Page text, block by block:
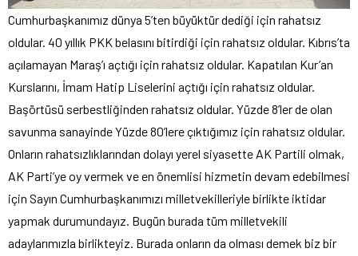
Cumhurbaşkanımız dünya 5’ten büyüktür dediği için rahatsız
oldular. 40 yıllık PKK belasını bitirdiği için rahatsız oldular. Kıbrıs’ta
açılamayan Maraş’ı açtığı için rahatsız oldular. Kapatılan Kur’an
Kurslarını, İmam Hatip Liselerini açtığı için rahatsız oldular.
Başörtüsü serbestliğinden rahatsız oldular. Yüzde 8’ler de olan
savunma sanayinde Yüzde 80’lere çıktığımız için rahatsız oldular.
Onların rahatsızlıklarından dolayı yerel siyasette AK Partili olmak,
AK Parti’ye oy vermek ve en önemlisi hizmetin devam edebilmesi
için Sayın Cumhurbaşkanımızı milletvekilleriyle birlikte iktidar
yapmak durumundayız. Bugün burada tüm milletvekili
adaylarımızla birlikteyiz. Burada onların da olması demek biz bir